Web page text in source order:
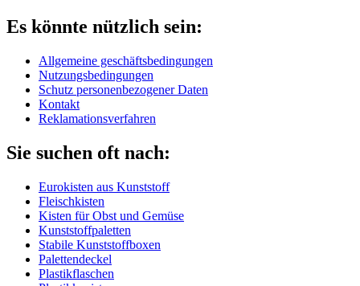
Es könnte nützlich sein:
Allgemeine geschäftsbedingungen
Nutzungsbedingungen
Schutz personenbezogener Daten
Kontakt
Reklamationsverfahren
Sie suchen oft nach:
Eurokisten aus Kunststoff
Fleischkisten
Kisten für Obst und Gemüse
Kunststoffpaletten
Stabile Kunststoffboxen
Palettendeckel
Plastikflaschen